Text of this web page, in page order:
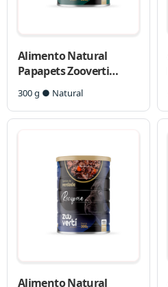
Alimento Natural
Papapets Zooverti
Sênior para Cães
300 g ● Natural
Alimento Natural